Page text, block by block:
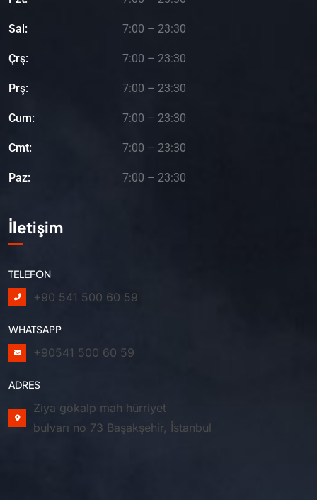
Sal: 7:00 – 23:30
Çrş: 7:00 – 23:30
Prş: 7:00 – 23:30
Cum: 7:00 – 23:30
Cmt: 7:00 – 23:30
Paz: 7:00 – 23:30
İletişim
TELEFON
+90 541 500 60 59
WHATSAPP
+90541 500 60 59
ADRES
Ziya gökalp mah hürriyet
bulvarı no 73 Başakşehir, İstanbul